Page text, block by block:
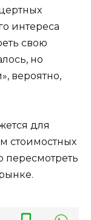
интереса
свою
но
вероятно,
для
стоимостных
пересмотреть